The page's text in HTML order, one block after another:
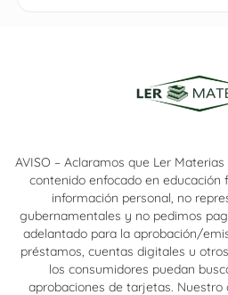
AVISO – Aclaramos que Ler
contenido enfocado en educación
información personal, no
gubernamentales y no pedimos
adelantado para la aprobación/
préstamos, cuentas digitales u
los consumidores puedan
aprobaciones de tarjetas.